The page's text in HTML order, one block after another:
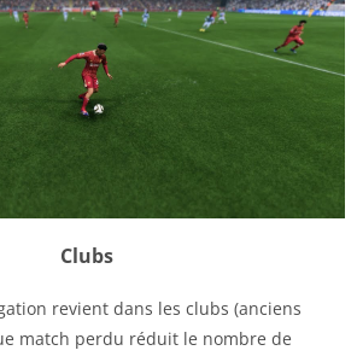
Clubs
revient dans les clubs (anciens
match perdu réduit le nombre de